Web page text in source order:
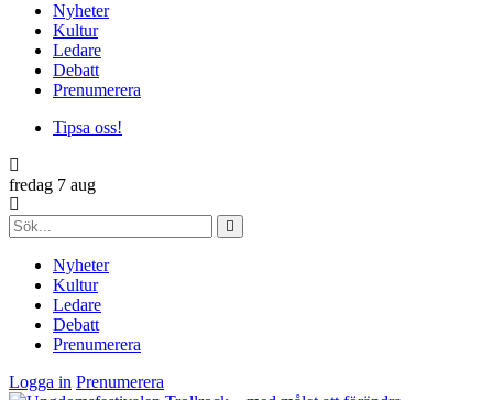
Nyheter
Kultur
Ledare
Debatt
Prenumerera
Tipsa oss!
fredag 7 aug
Nyheter
Kultur
Ledare
Debatt
Prenumerera
Logga in Prenumerera